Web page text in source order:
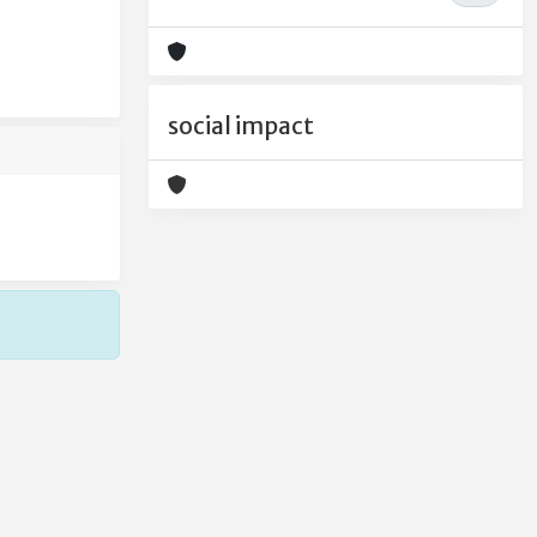
social impact